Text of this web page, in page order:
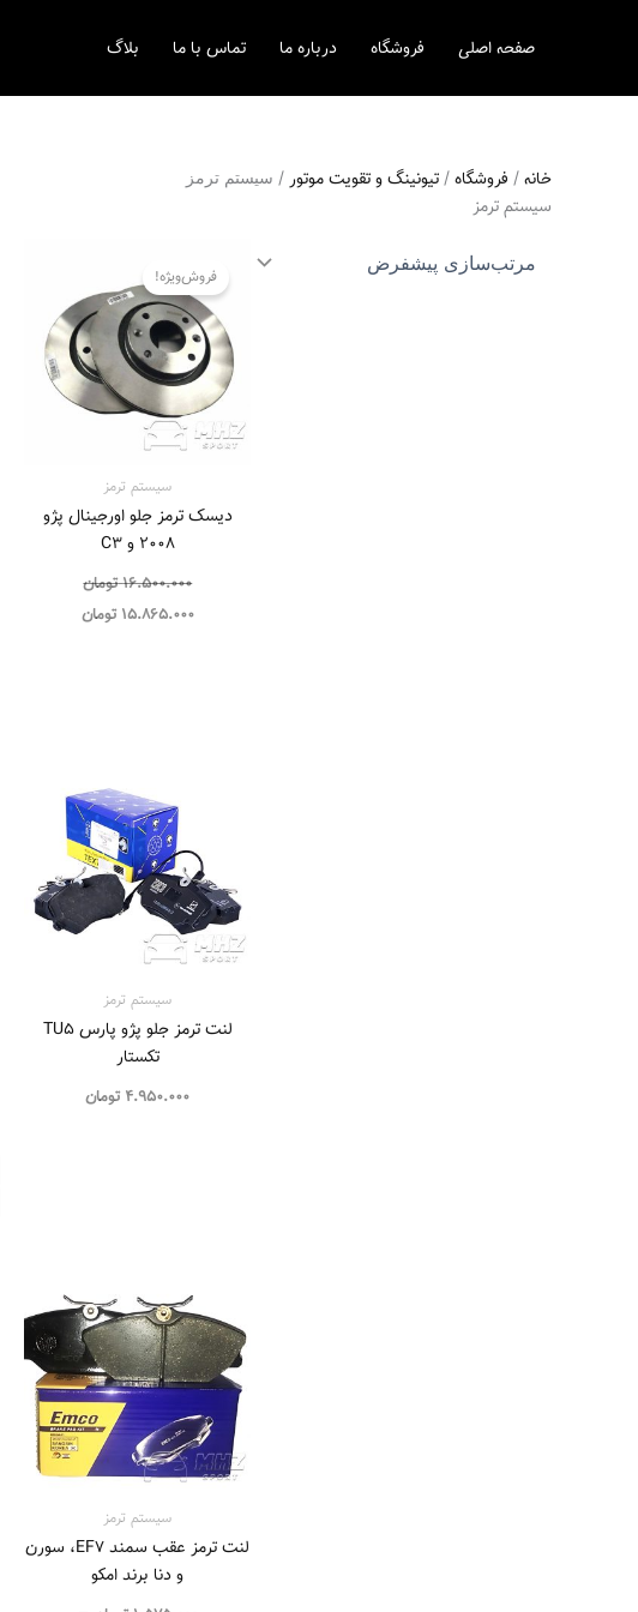
صفحه اصلی فروشگاه درباره ما تماس با ما بلاگ
خانه / فروشگاه / تیونینگ و تقویت موتور / سیستم‌ ترمز
سیستم‌ ترمز
فروش‌ویژه!
سیستم‌ ترمز
دیسک ترمز جلو اورجینال پژو
2008 و C3
16.500.000 تومان
اصلی
16.500.000 تومان
بود.
15.865.000 تومان
است.
سیستم‌ ترمز
لنت ترمز جلو پژو پارس TU5
تکستار
4.950.000 تومان
سیستم‌ ترمز
لنت ترمز عقب سمند EF7، سورن
و دنا برند امکو
قیمت:
تا
4.645.000 تومان